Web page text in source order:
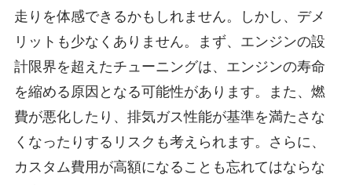
走りを体感できるかもしれません。しかし、デメ
リットも少なくありません。まず、エンジンの設
計限界を超えたチューニングは、エンジンの寿命
を縮める原因となる可能性があります。また、燃
費が悪化したり、排気ガス性能が基準を満たさな
くなったりするリスクも考えられます。さらに、
カスタム費用が高額になることも忘れてはならな